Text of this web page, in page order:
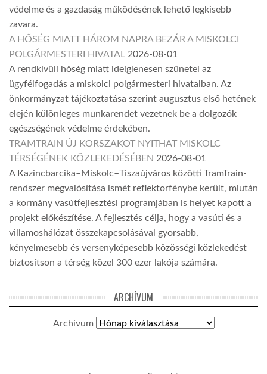
védelme és a gazdaság működésének lehető legkisebb
zavara.
A HŐSÉG MIATT HÁROM NAPRA BEZÁR A MISKOLCI
POLGÁRMESTERI HIVATAL 2026-08-01
A rendkívüli hőség miatt ideiglenesen szünetel az
ügyfélfogadás a miskolci polgármesteri hivatalban. Az
önkormányzat tájékoztatása szerint augusztus első hetének
elején különleges munkarendet vezetnek be a dolgozók
egészségének védelme érdekében.
TRAMTRAIN ÚJ KORSZAKOT NYITHAT MISKOLC
TÉRSÉGÉNEK KÖZLEKEDÉSÉBEN 2026-08-01
A Kazincbarcika–Miskolc–Tiszaújváros közötti TramTrain-
rendszer megvalósítása ismét reflektorfénybe került, miután
a kormány vasútfejlesztési programjában is helyet kapott a
projekt előkészítése. A fejlesztés célja, hogy a vasúti és a
villamoshálózat összekapcsolásával gyorsabb,
kényelmesebb és versenyképesebb közösségi közlekedést
biztosítson a térség közel 300 ezer lakója számára.
ARCHÍVUM
Archívum